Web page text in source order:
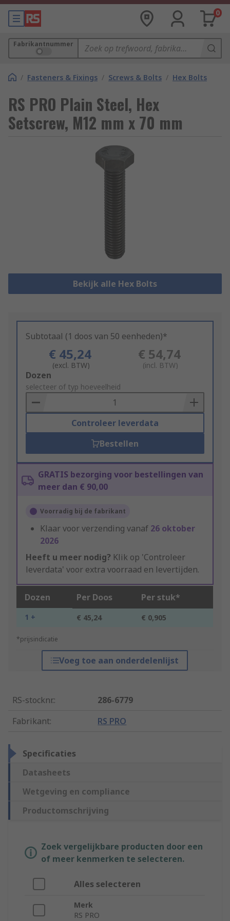
0
Fabrikantnummer
/ Fasteners & Fixings / Screws & Bolts / Hex Bolts
RS PRO Plain Steel, Hex
Setscrew, M12 mm x 70 mm
Bekijk alle Hex Bolts
Subtotaal (1 doos van 50 eenheden)*
€ 45,24
(excl. BTW)
€ 54,74
(incl. BTW)
Add
to
Basket
Dozen
selecteer of typ hoeveelheid
Controleer leverdata
Bestellen
GRATIS bezorging voor bestellingen van
meer dan € 90,00
Voorradig bij de fabrikant
Klaar voor verzending vanaf 26 oktober
2026
Heeft u meer nodig? Klik op 'Controleer
leverdata' voor extra voorraad en levertijden.
Dozen Per Doos Per stuk*
1 + € 45,24 € 0,905
*prijsindicatie
Voeg toe aan onderdelenlijst
RS-stocknr.:
286-6779
Fabrikant: RS PRO
Specificaties
Datasheets
Wetgeving en compliance
Productomschrijving
Zoek vergelijkbare producten door een
of meer kenmerken te selecteren.
Alles selecteren
Merk
RS PRO